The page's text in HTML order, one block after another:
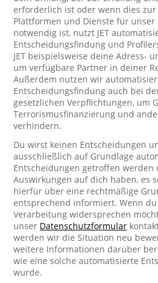
erforderlich ist oder wenn dies
Plattformen und Dienste für unser
notwendig ist, nutzt JET
Entscheidungsfindung und
JET beispielsweise deine Adress-
um verfügbare Partner in deiner
Außerdem nutzen wir
Entscheidungsfindung auch bei
gesetzlichen Verpflichtungen, um
Terrorismusfinanzierung und
verhindern.
Du wirst keinen Entscheidungen
ausschließlich auf Grundlage
Entscheidungen getroffen werden
Auswirkungen auf dich haben, es
hierfür über eine rechtmäßige
entsprechend informiert. Wenn
Verarbeitung widersprechen
unser Datenschutzformular
werden wir die Situation neu
weitere Informationen darüber
wie eine solche automatisierte
wurde.